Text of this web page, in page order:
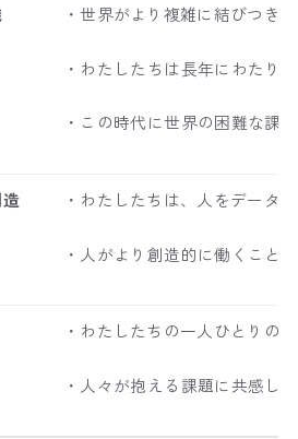
・世界がより複雑に結びつき
・わたしたちは長年にわたり
・この時代に世界の困難な課
・わたしたちは、人をデータ
・人がより創造的に働くこと
・わたしたちの一人ひとりの
・人々が抱える課題に共感し